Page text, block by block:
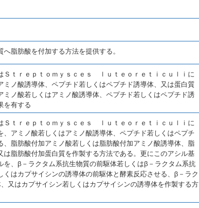
脂肪酸を付加する方法を提供する。
ｔｒｅｐｔｏｍｙｓｃｅｓ ｌｕｔｅｏｒｅｔｉｃｕｌｉに
ノ酸誘導体、ペプチド若しくはペプチド誘導体、又は蛋白質
ノ酸若しくはアミノ酸誘導体、ペプチド若しくはペプチド誘
を有する
ｔｒｅｐｔｏｍｙｓｃｅｓ ｌｕｔｅｏｒｅｔｉｃｕｌｉに
アミノ酸若しくはアミノ酸誘導体、ペプチド若しくはペプチ
脂肪酸付加アミノ酸若しくは脂肪酸付加アミノ酸誘導体、脂
脂肪酸付加蛋白質を作製する方法である。更にこのアシル基
、β－ラクタム系抗生物質の前駆体若しくはβ－ラクタム系抗
はカプサイシンの誘導体の前駆体と酵素反応させる、β－ラク
又はカプサイシン若しくはカプサイシンの誘導体を作製する方